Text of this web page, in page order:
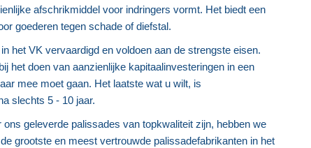
afschrikmiddel voor indringers vormt. Het biedt een
goederen tegen schade of diefstal.
het VK vervaardigd en voldoen aan de strengste eisen.
het doen van aanzienlijke kapitaalinvesteringen in een
mee moet gaan. Het laatste wat u wilt, is
slechts 5 - 10 jaar.
geleverde palissades van topkwaliteit zijn, hebben we
grootste en meest vertrouwde palissadefabrikanten in het